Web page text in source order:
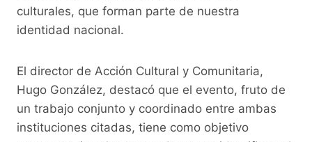
culturales, que forman parte de nuestra
identidad nacional.
El director de Acción Cultural y Comunitaria,
Hugo González, destacó que el evento, fruto de
un trabajo conjunto y coordinado entre ambas
instituciones citadas, tiene como objetivo